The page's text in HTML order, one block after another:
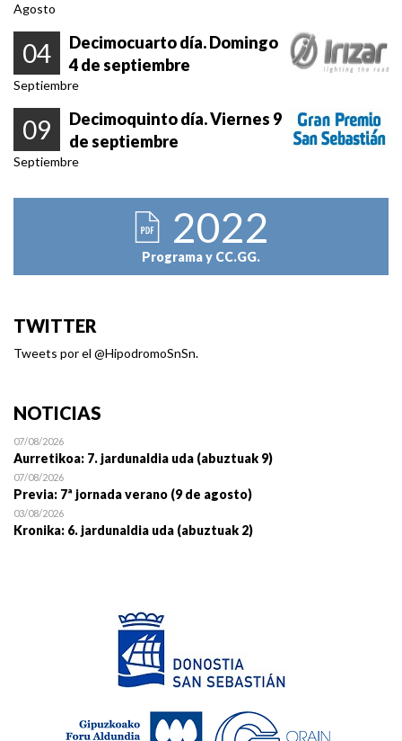
Agosto
04
Decimocuarto día. Domingo
4 de septiembre
Septiembre
09
Decimoquinto día. Viernes 9
de septiembre
Septiembre
2022
Programa y CC.GG.
TWITTER
Tweets por el @HipodromoSnSn.
NOTICIAS
07/08/2026
Aurretikoa: 7. jardunaldia uda (abuztuak 9)
07/08/2026
Previa: 7ª jornada verano (9 de agosto)
03/08/2026
Kronika: 6. jardunaldia uda (abuztuak 2)